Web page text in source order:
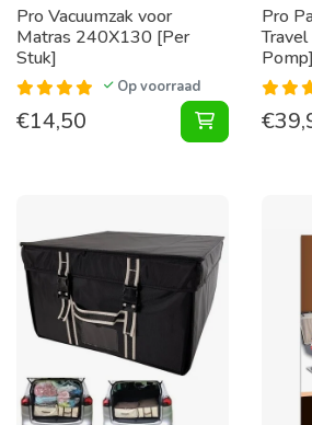
Pro Vacuumzak voor
Matras 240X130 [Per
Stuk]
Op voorraad
€14,50 Vacuumzak
Pro
Pomp]
€